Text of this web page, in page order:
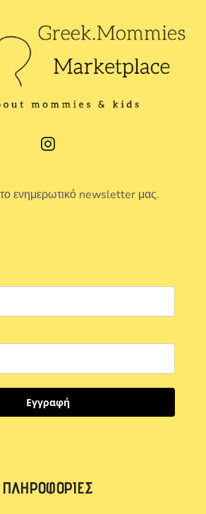
ενημερωτικό newsletter μας.
Εγγραφή
ΠΛΗΡΟΦΟΡΊΕΣ